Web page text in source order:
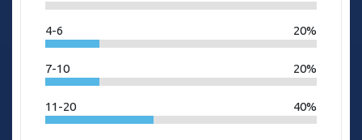
4-6 20%
7-10 20%
11-20 40%